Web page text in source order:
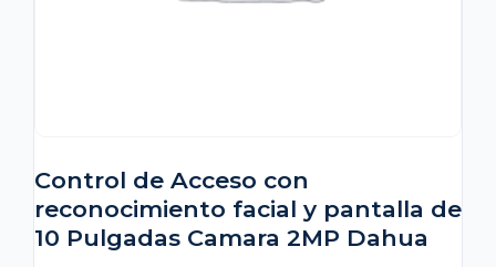
Control de Acceso con
reconocimiento facial y pantalla de
10 Pulgadas Camara 2MP Dahua